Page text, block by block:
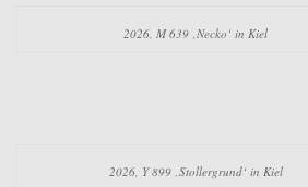
2026, M 639 ‚Necko‘ in Kiel
2026, Y 899 ‚Stollergrund‘ in Kiel